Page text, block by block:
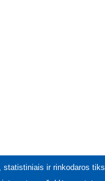
ir rinkodaros